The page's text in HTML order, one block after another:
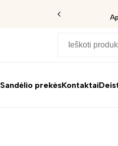
Sandėlio prekėsKontaktai